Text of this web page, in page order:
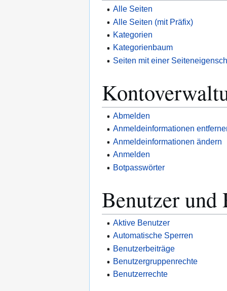
Alle Seiten
Alle Seiten (mit Präfix)
Kategorien
Kategorienbaum
Seiten mit einer
Abmelden
Anmeldeinformationen
Anmeldeinformationen ändern
Anmelden
Botpasswörter
Benutzer und
Aktive Benutzer
Automatische Sperren
Benutzerbeiträge
Benutzergruppenrechte
Benutzerrechte